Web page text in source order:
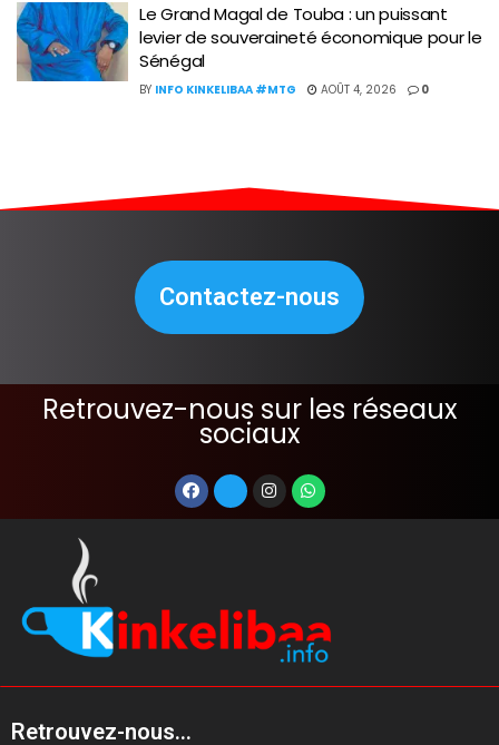
Le Grand Magal de Touba : un puissant
levier de souveraineté économique pour le
Sénégal
BY INFO KINKELIBAA #MTG AOÛT 4, 2026 0
Contactez-nous
Retrouvez-nous sur les réseaux
sociaux
Retrouvez-nous...